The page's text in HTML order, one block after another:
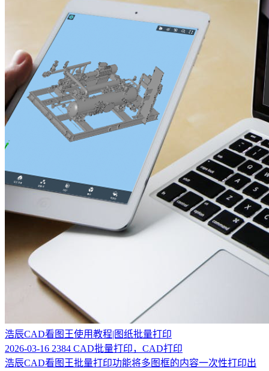
浩辰CAD看图王使用教程|图纸批量打印
2026-03-16 2384 CAD批量打印，CAD打印
浩辰CAD看图王批量打印功能将多图框的内容一次性打印出